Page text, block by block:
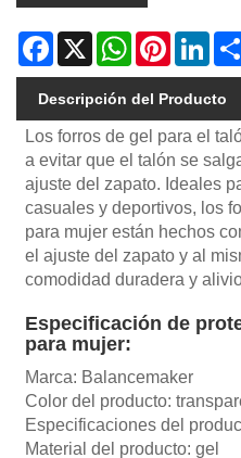
Facebook
X WhatsAppPinterest
Descripción del Producto
Los forros de gel para el
a evitar que el talón se
ajuste del zapato. Ideales
casuales y deportivos, los
para mujer están hechos
el ajuste del zapato y al
comodidad duradera y
Especificación de
para mujer:
Marca: Balancemaker
Color del producto:
Especificaciones del
Material del producto: gel